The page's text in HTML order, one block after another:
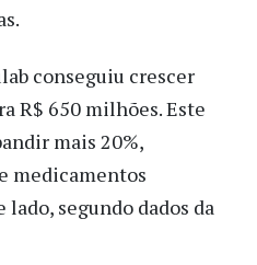
conseguiu crescer
R$ 650 milhões. Este
mais 20%,
medicamentos
segundo dados da